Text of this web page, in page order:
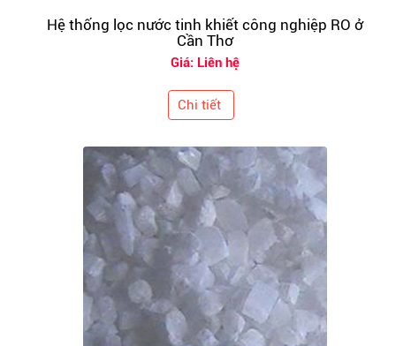
Hệ thống lọc nước tinh khiết công nghiệp RO ở
Cần Thơ
Giá: Liên hệ
Chi tiết